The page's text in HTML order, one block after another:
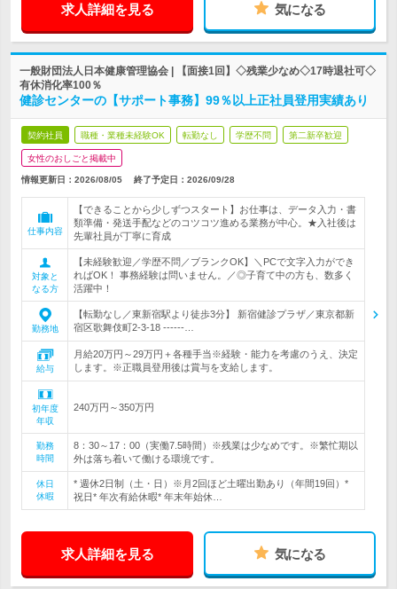
求人詳細を見る 気になる
一般財団法人日本健康管理協会 | 【面接1回】◇残業少なめ◇17時退社可◇
有休消化率100％
健診センターの【サポート事務】99％以上正社員登用実績あり
契約社員 職種・業種未経験OK 転勤なし 学歴不問 第二新卒歓迎
女性のおしごと掲載中
情報更新日：2026/08/05 終了予定日： 2026/09/28
仕事内容
【できることから少しずつスタート】お仕事は、データ入力・書
類準備・発送手配などのコツコツ進める業務が中心。★入社後は
先輩社員が丁寧に育成
対象と
なる方
【未経験歓迎／学歴不問／ブランクOK】＼PCで文字入力ができ
ればOK！ 事務経験は問いません。／◎子育て中の方も、数多く
活躍中！
勤務地
【転勤なし／東新宿駅より徒歩3分】 新宿健診プラザ／東京都新
宿区歌舞伎町2-3-18 ------…
給与
月給20万円～29万円＋各種手当※経験・能力を考慮のうえ、決定
します。※正職員登用後は賞与を支給します。
初年度
年収
240万円～350万円
勤務
時間
8：30～17：00（実働7.5時間）※残業は少なめです。※繁忙期以
外は落ち着いて働ける環境です。
休日
休暇
* 週休2日制（土・日）※月2回ほど土曜出勤あり（年間19回）*
祝日* 年次有給休暇* 年末年始休…
求人詳細を見る 気になる